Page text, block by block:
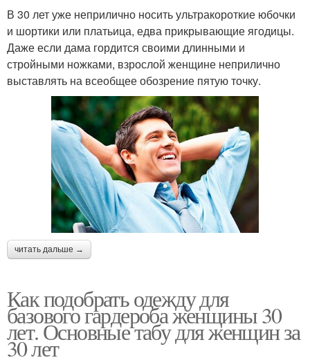
В 30 лет уже неприлично носить ультракороткие юбочки
и шортики или платьица, едва прикрывающие ягодицы.
Даже если дама гордится своими длинными и
стройными ножками, взрослой женщине неприлично
выставлять на всеобщее обозрение пятую точку.
читать дальше →
Как подобрать одежду для
базового гардероба женщины 30
лет. Основные табу для женщин за
30 лет